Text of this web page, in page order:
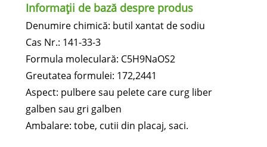
Informații de bază despre produs
Denumire chimică: butil xantat de sodiu
Cas Nr.: 141-33-3
Formula moleculară: C5H9NaOS2
Greutatea formulei: 172,2441
Aspect: pulbere sau pelete care curg liber
galben sau gri galben
Ambalare: tobe, cutii din placaj, saci.